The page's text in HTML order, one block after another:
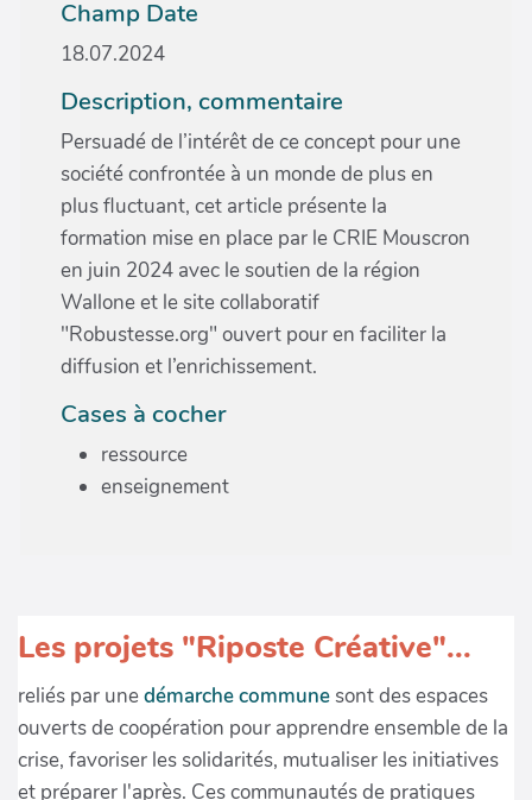
Champ Date
18.07.2024
Description, commentaire
Persuadé de l’intérêt de ce concept pour une
société confrontée à un monde de plus en
plus fluctuant, cet article présente la
formation mise en place par le CRIE Mouscron
en juin 2024 avec le soutien de la région
Wallone et le site collaboratif
"Robustesse.org" ouvert pour en faciliter la
diffusion et l’enrichissement.
Cases à cocher
ressource
enseignement